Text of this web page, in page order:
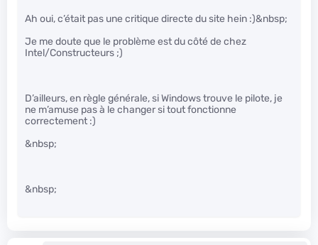
Ah oui, c’était pas une critique directe du site hein :)&nbsp;
Je me doute que le problème est du côté de chez
Intel/Constructeurs ;)
D’ailleurs, en règle générale, si Windows trouve le pilote, je
ne m’amuse pas à le changer si tout fonctionne
correctement :)
&nbsp;
&nbsp;